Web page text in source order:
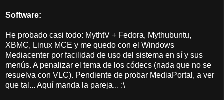
Software:
He probado casi todo: MythtV + Fedora, Mythubuntu,
XBMC, Linux MCE y me quedo con el Windows
Mediacenter por facilidad de uso del sistema en sí y sus
menús. A penalizar el tema de los códecs (nada que no se
resuelva con VLC). Pendiente de probar MediaPortal, a ver
que tal... Aquí manda la pareja... :\